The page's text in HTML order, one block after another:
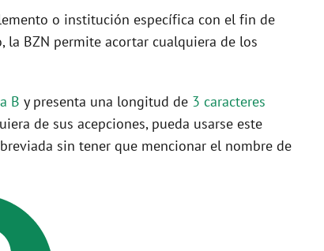
o institución específica con el fin de
la BZN permite acortar cualquiera de los
B y presenta una longitud de 3 caracteres
de sus acepciones, pueda usarse este
sin tener que mencionar el nombre de